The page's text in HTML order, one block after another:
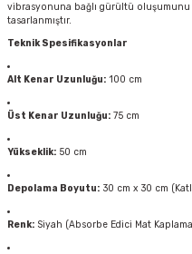
vibrasyonuna bağlı gürültü
tasarlanmıştır.
Teknik Spesifikasyonlar
Alt Kenar Uzunluğu: 100 cm
Üst Kenar Uzunluğu: 75 cm
Yükseklik: 50 cm
Depolama Boyutu: 30 cm x 30 cm
Renk: Siyah (Absorbe Edici Mat